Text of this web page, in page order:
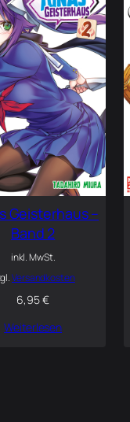
Geisterhaus –
Band 2
inkl. MwSt.
Versandkosten
6,95€
Weiterlesen